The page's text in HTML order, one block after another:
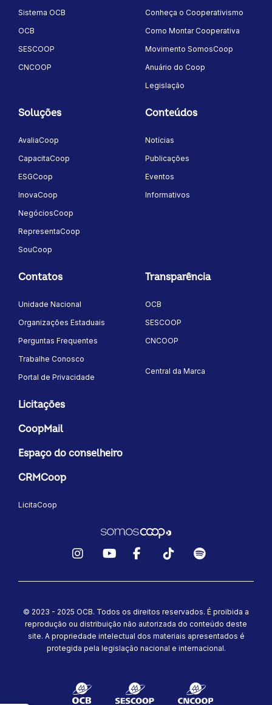
Sistema OCB
OCB
SESCOOP
CNCOOP
Conheça o Cooperativismo
Como Montar Cooperativa
Movimento SomosCoop
Anuário do Coop
Legislação
Soluções
AvaliaCoop
CapacitaCoop
ESGCoop
InovaCoop
NegóciosCoop
RepresentaCoop
SouCoop
Conteúdos
Notícias
Publicações
Eventos
Informativos
Contatos
Unidade Nacional
Organizações Estaduais
Perguntas Frequentes
Trabalhe Conosco
Portal de Privacidade
Transparência
OCB
SESCOOP
CNCOOP
Central da Marca
Licitações
CoopMail
Espaço do conselheiro
CRMCoop
LicitaCoop
© 2023 - 2025 OCB. Todos os direitos reservados. É proibida a
reprodução ou distribuição não autorizada do conteúdo deste
site. A propriedade intelectual dos materiais apresentados é
protegida pela legislação nacional e internacional.